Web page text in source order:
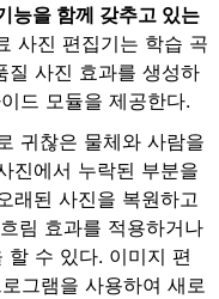
능을 함께 갖추고 있는
사진 편집기는 학습 곡
질 사진 효과를 생성하
드 모듈을 제공한다.
귀찮은 물체와 사람을
진에서 누락된 부분을
래된 사진을 복원하고
림 효과를 적용하거나
할 수 있다. 이미지 편
그램을 사용하여 새로